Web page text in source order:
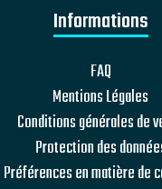
Informations
FAQ
Mentions Légales
Conditions générales de
Protection des
Préférences en matière de